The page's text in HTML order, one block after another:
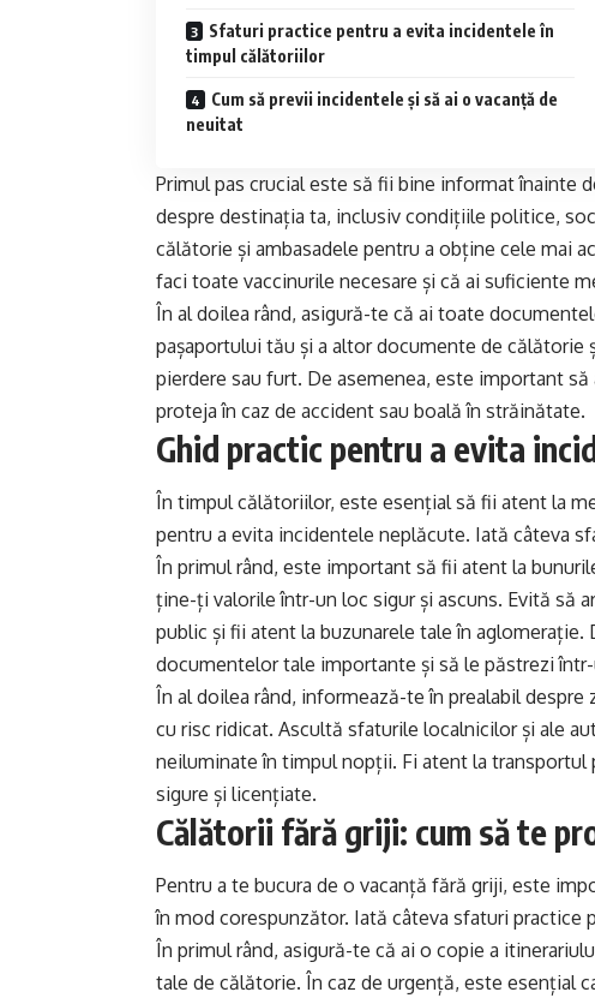
Sfaturi practice pentru a evita incidentele în
timpul călătoriilor
Cum să previi incidentele și să ai o vacanță de
neuitat
Primul pas crucial este să fii bine informat înainte
despre destinația ta, inclusiv condițiile politice,
călătorie și ambasadele pentru a obține cele mai
faci toate vaccinurile necesare și că ai suficiente
În al doilea rând, asigură-te că ai toate
pașaportului tău și a altor documente de călătorie
pierdere sau furt. De asemenea, este important
proteja în caz de accident sau boală în străinătate.
Ghid practic pentru a evita
În timpul călătoriilor, este esențial să fii atent la
pentru a evita incidentele neplăcute. Iată câteva
În primul rând, este important să fii atent la
ține-ți valorile într-un loc sigur și ascuns. Evită să
public și fii atent la buzunarele tale în
documentelor tale importante și să le păstrezi
În al doilea rând, informează-te în prealabil
cu risc ridicat. Ascultă sfaturile localnicilor și ale
neiluminate în timpul nopții. Fi atent la
sigure și licențiate.
Călătorii fără griji: cum să te
Pentru a te bucura de o vacanță fără griji, este
în mod corespunzător. Iată câteva sfaturi
În primul rând, asigură-te că ai o copie a
tale de călătorie. În caz de urgență, este esențial